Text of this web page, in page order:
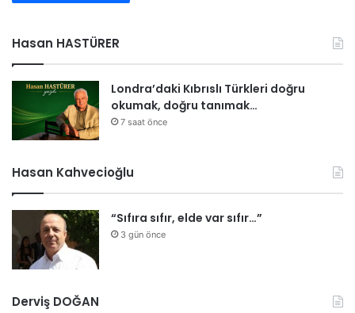
Hasan HASTÜRER
Londra’daki Kıbrıslı Türkleri doğru
okumak, doğru tanımak…
7 saat önce
Hasan Kahvecioğlu
“Sıfıra sıfır, elde var sıfır…”
3 gün önce
Derviş DOĞAN